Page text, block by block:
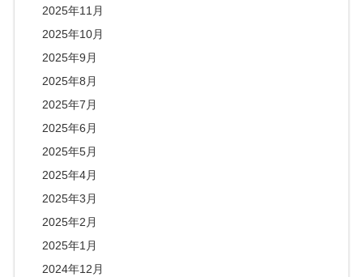
2025年11月
2025年10月
2025年9月
2025年8月
2025年7月
2025年6月
2025年5月
2025年4月
2025年3月
2025年2月
2025年1月
2024年12月